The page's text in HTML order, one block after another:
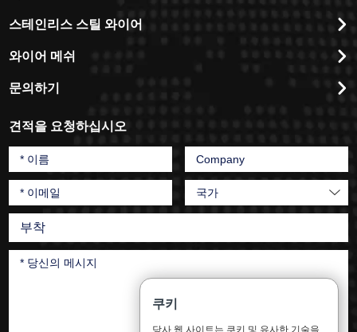
스테인리스 스틸 와이어
와이어 메쉬
문의하기
견적을 요청하십시오
부착
쿠키
당사 웹 사이트는 쿠키 및 유사한 기술을